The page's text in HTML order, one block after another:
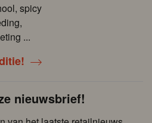
spicy
...
nieuwsbrief!